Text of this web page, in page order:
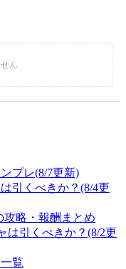
プレ(8/7更新)
引くべきか？(8/4更
略・報酬まとめ
は引くべきか？(8/2更
覧